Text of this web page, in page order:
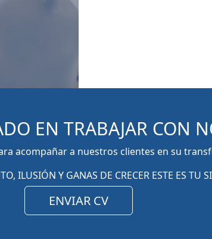
EN TRABAJAR CON
acompañar a nuestros clientes en su
ILUSIÓN Y GANAS DE CRECER ESTE ES TU
ENVIAR CV